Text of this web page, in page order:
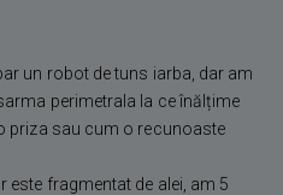
un robot de tuns iarba, dar am
perimetrala la ce înălțime
priza sau cum o recunoaste
este fragmentat de alei, am 5